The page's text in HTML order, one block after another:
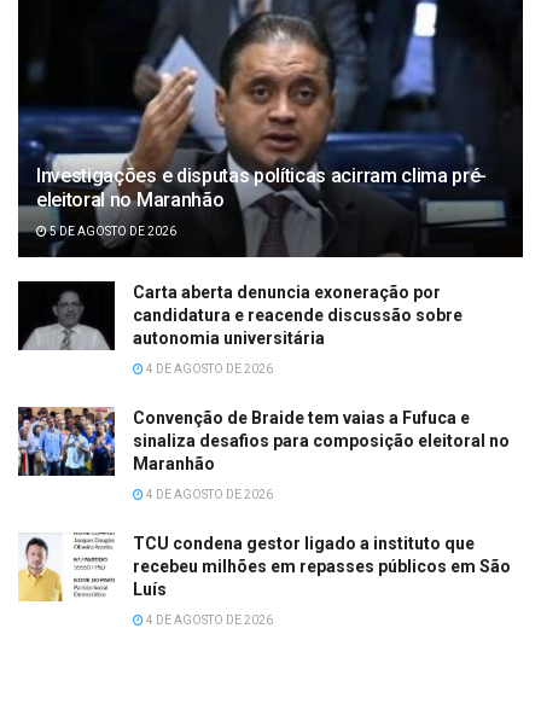
Investigações e disputas políticas acirram clima pré-
eleitoral no Maranhão
5 DE AGOSTO DE 2026
Carta aberta denuncia exoneração por
candidatura e reacende discussão sobre
autonomia universitária
4 DE AGOSTO DE 2026
Convenção de Braide tem vaias a Fufuca e
sinaliza desafios para composição eleitoral no
Maranhão
4 DE AGOSTO DE 2026
TCU condena gestor ligado a instituto que
recebeu milhões em repasses públicos em São
Luís
4 DE AGOSTO DE 2026